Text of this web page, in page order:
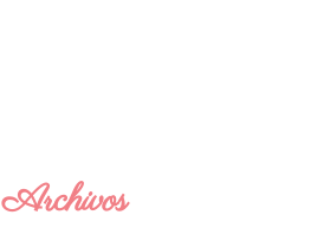
Archivos